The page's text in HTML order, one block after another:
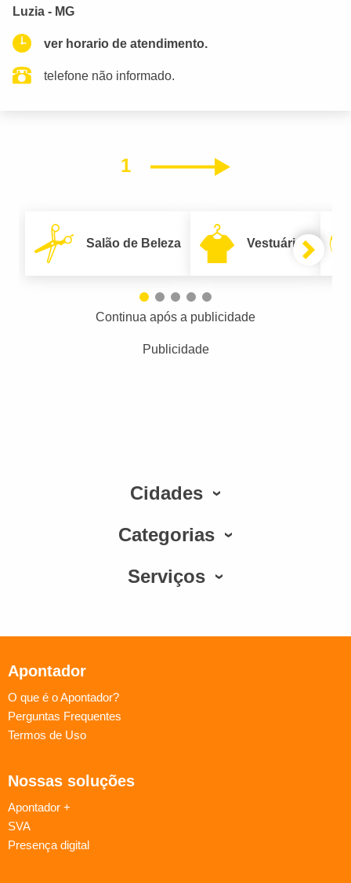
Luzia - MG
ver horario de atendimento.
telefone não informado.
1 Próximo
Salão de Beleza Vestuário
Continua após a publicidade
Publicidade
Cidades
Categorias
Serviços
Apontador
O que é o Apontador?
Perguntas Frequentes
Termos de Uso
Nossas soluções
Apontador +
SVA
Presença digital